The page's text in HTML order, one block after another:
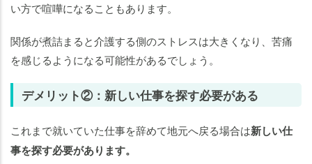
い方で喧嘩になることもあります。
関係が煮詰まると介護する側のストレスは大きくなり、苦痛
を感じるようになる可能性があるでしょう。
デメリット②：新しい仕事を探す必要がある
これまで就いていた仕事を辞めて地元へ戻る場合は新しい仕
事を探す必要があります。